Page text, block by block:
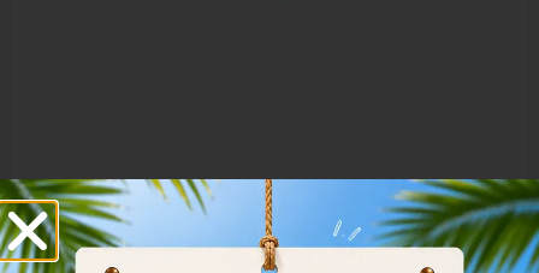
Arena The One Mirror Goggles 003152-101